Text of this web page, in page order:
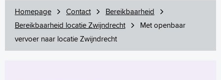
Arabisch
Homepage Contact
Bereikbaarheid
Bereikbaarheid locatie Zwijndrecht
Met openbaar
vervoer naar locatie Zwijndrecht